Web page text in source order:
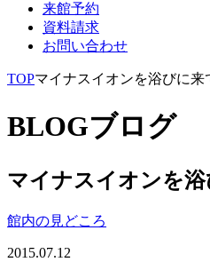
来館予約
資料請求
お問い合わせ
TOPマイナスイオンを浴びに来
BLOGブログ
マイナスイオンを
館内の見どころ
2015.07.12